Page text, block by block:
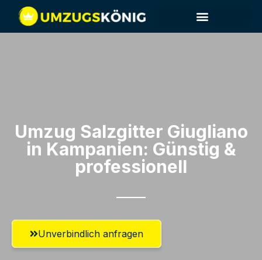
Umzug Salzgitter​ Giugliano
in Kampanien: Günstig &
professionell​
Unverbindlich anfragen